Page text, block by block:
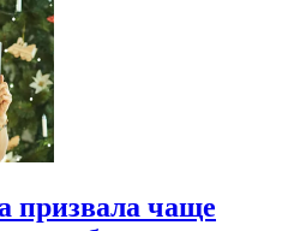
призвала чаще